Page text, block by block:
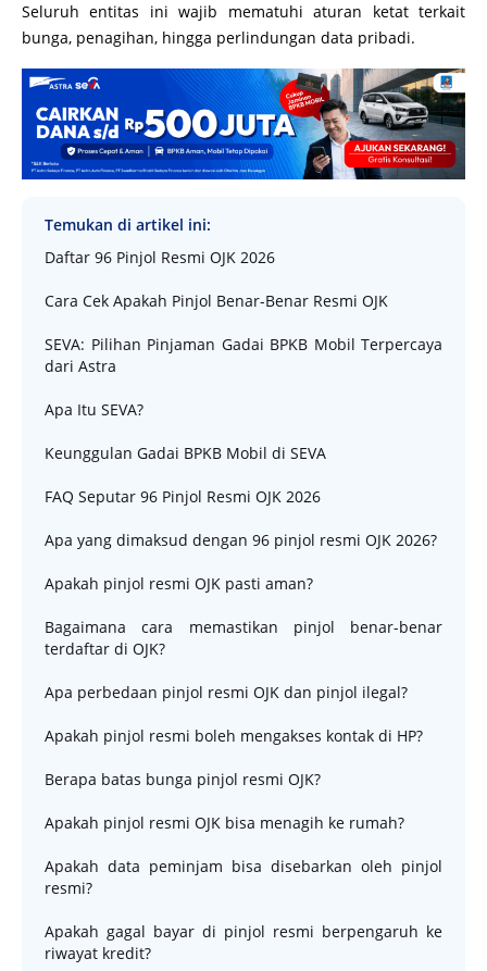
Seluruh entitas ini wajib mematuhi aturan ketat terkait
bunga, penagihan, hingga perlindungan data pribadi.
Temukan di artikel ini:
Daftar 96 Pinjol Resmi OJK 2026
Cara Cek Apakah Pinjol Benar-Benar Resmi OJK
SEVA: Pilihan Pinjaman Gadai BPKB Mobil Terpercaya
dari Astra
Apa Itu SEVA?
Keunggulan Gadai BPKB Mobil di SEVA
FAQ Seputar 96 Pinjol Resmi OJK 2026
Apa yang dimaksud dengan 96 pinjol resmi OJK 2026?
Apakah pinjol resmi OJK pasti aman?
Bagaimana cara memastikan pinjol benar-benar
terdaftar di OJK?
Apa perbedaan pinjol resmi OJK dan pinjol ilegal?
Apakah pinjol resmi boleh mengakses kontak di HP?
Berapa batas bunga pinjol resmi OJK?
Apakah pinjol resmi OJK bisa menagih ke rumah?
Apakah data peminjam bisa disebarkan oleh pinjol
resmi?
Apakah gagal bayar di pinjol resmi berpengaruh ke
riwayat kredit?